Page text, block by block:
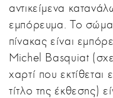
αντικείμενα
εμπόρευμα. Το
πίνακας είναι
Michel Basquiat
χαρτί που εκτίθεται
τίτλο της έκθεσης)